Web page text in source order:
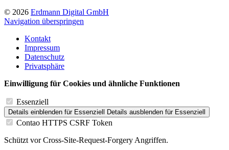
© 2026 Erdmann Digital GmbH
Navigation überspringen
Kontakt
Impressum
Datenschutz
Privatsphäre
Einwilligung für Cookies und ähnliche Funktionen
Essenziell
Details einblenden für Essenziell Details ausblenden für Essenziell
Contao HTTPS CSRF Token
Schützt vor Cross-Site-Request-Forgery Angriffen.